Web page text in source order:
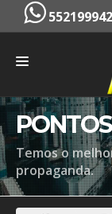
INÍCIO
EMPRESA
SERVIÇOS
PONTOS
PONTOS
Temos o
propaganda.